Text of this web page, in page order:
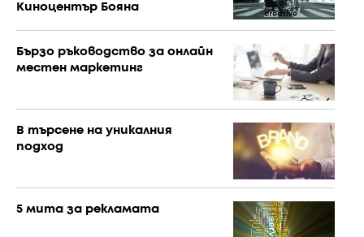
Киноцентър Бояна
Бързо ръководство за онлайн
местен маркетинг
В търсене на уникалния
подход
5 мита за рекламата